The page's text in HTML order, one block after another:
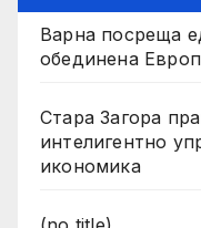
Варна посреща
обединена
Стара Загора
интелигентно
икономика